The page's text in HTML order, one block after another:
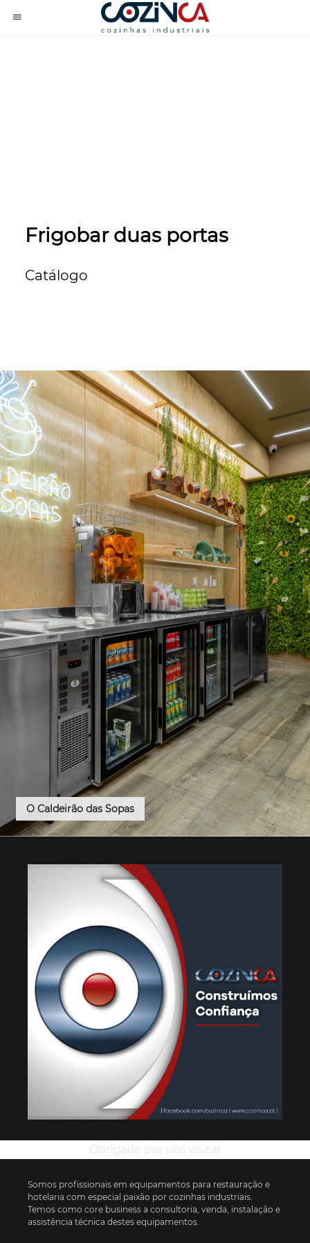
Frigobar duas portas
Catálogo
O Caldeirão das Sopas
Somos profissionais em equipamentos para restauração e
hotelaria com especial paixão por cozinhas industriais.
Temos como core business a consultoria, venda, instalação e
assistência técnica destes equipamentos.